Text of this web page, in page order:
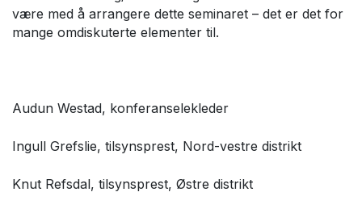
være med å arrangere dette seminaret – det er det for
mange omdiskuterte elementer til.
Audun Westad, konferanselekleder
Ingull Grefslie, tilsynsprest, Nord-vestre distrikt
Knut Refsdal, tilsynsprest, Østre distrikt